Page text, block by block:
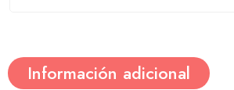
Información adicional